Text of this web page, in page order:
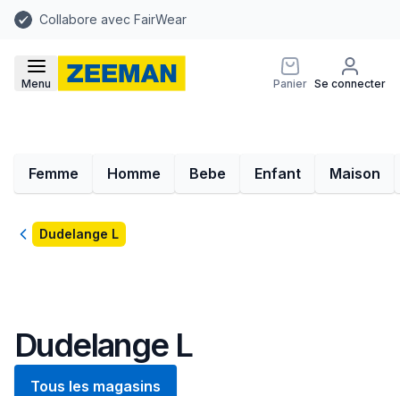
Collabore avec FairWear
Menu Panier Se connecter
Femme Homme Bebe Enfant Maison
RetourDudelange L
Dudelange L
Tous les magasins